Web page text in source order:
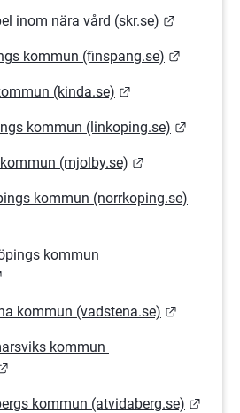
inom nära vård (skr.se)
kommun (finspang.se)
(kinda.se)
kommun (linkoping.se)
(mjolby.se)
kommun (norrkoping.se)
kommun
kommun (vadstena.se)
kommun
kommun (atvidaberg.se)